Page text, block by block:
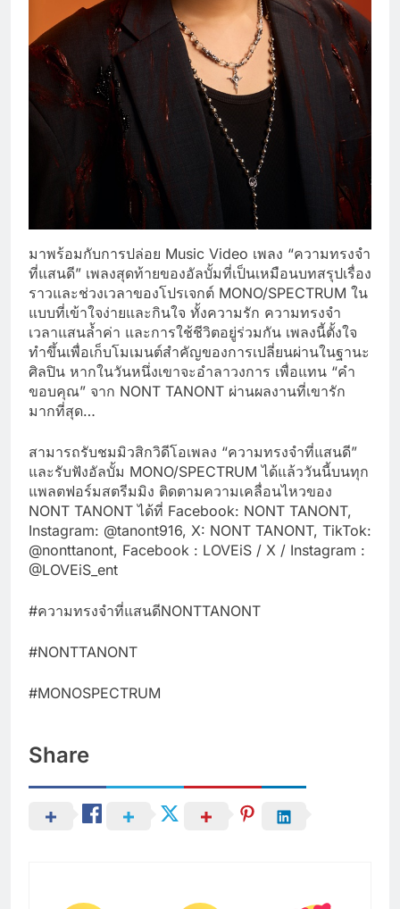
มาพร้อมกับการปล่อย Music Video เพลง “ความทรงจำ
ที่แสนดี” เพลงสุดท้ายของอัลบั้มที่เป็นเหมือนบทสรุปเรื่อง
ราวและช่วงเวลาของโปรเจกต์ MONO/SPECTRUM ใน
แบบที่เข้าใจง่ายและกินใจ ทั้งความรัก ความทรงจำ
เวลาแสนล้ำค่า และการใช้ชีวิตอยู่ร่วมกัน เพลงนี้ตั้งใจ
ทำขึ้นเพื่อเก็บโมเมนต์สำคัญของการเปลี่ยนผ่านในฐานะ
ศิลปิน หากในวันหนึ่งเขาจะอำลาวงการ เพื่อแทน “คำ
ขอบคุณ” จาก NONT TANONT ผ่านผลงานที่เขารัก
มากที่สุด…
สามารถรับชมมิวสิกวิดีโอเพลง “ความทรงจำที่แสนดี”
และรับฟังอัลบั้ม MONO/SPECTRUM ได้แล้ววันนี้บนทุก
แพลตฟอร์มสตรีมมิง ติดตามความเคลื่อนไหวของ
NONT TANONT ได้ที่ Facebook: NONT TANONT,
Instagram: @tanont916, X: NONT TANONT, TikTok:
@nonttanont, Facebook : LOVEiS / X / Instagram :
@LOVEiS_ent
#ความทรงจำที่แสนดีNONTTANONT
#NONTTANONT
#MONOSPECTRUM
Share